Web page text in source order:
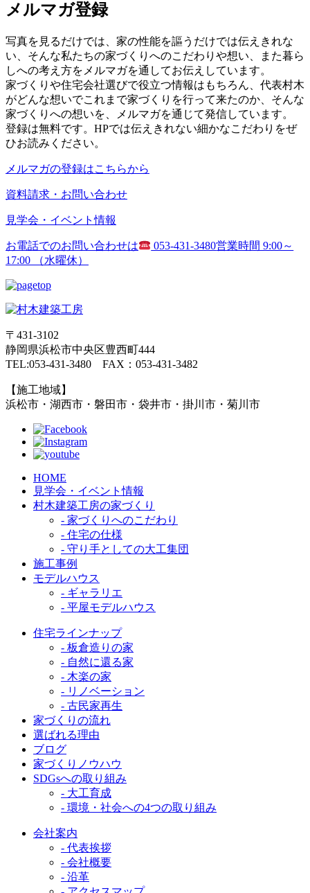
メルマガ登録
写真を見るだけでは、家の性能を謳うだけでは伝えきれな
い、そんな私たちの家づくりへのこだわりや想い、また暮ら
しへの考え方をメルマガを通してお伝えしています。
家づくりや住宅会社選びで役立つ情報はもちろん、代表村木
がどんな想いでこれまで家づくりを行って来たのか、そんな
家づくりへの想いを、メルマガを通じて発信しています。
登録は無料です。HPでは伝えきれない細かなこだわりをぜ
ひお読みください。
メルマガの登録はこちらから
資料請求・お問い合わせ
見学会・イベント情報
お電話でのお問い合わせは 053-431-3480営業時間 9:00～
17:00 （水曜休）
〒431-3102
静岡県浜松市中央区豊西町444
TEL:053-431-3480 FAX：053-431-3482
【施工地域】
浜松市・湖西市・磐田市・袋井市・掛川市・菊川市
HOME
見学会・イベント情報
村木建築工房の家づくり
- 家づくりへのこだわり
- 住宅の仕様
- 守り手としての大工集団
施工事例
モデルハウス
- ギャラリエ
- 平屋モデルハウス
住宅ラインナップ
- 板倉造りの家
- 自然に還る家
- 木楽の家
- リノベーション
- 古民家再生
家づくりの流れ
選ばれる理由
ブログ
家づくりノウハウ
SDGsへの取り組み
- 大工育成
- 環境・社会への4つの取り組み
会社案内
- 代表挨拶
- 会社概要
- 沿革